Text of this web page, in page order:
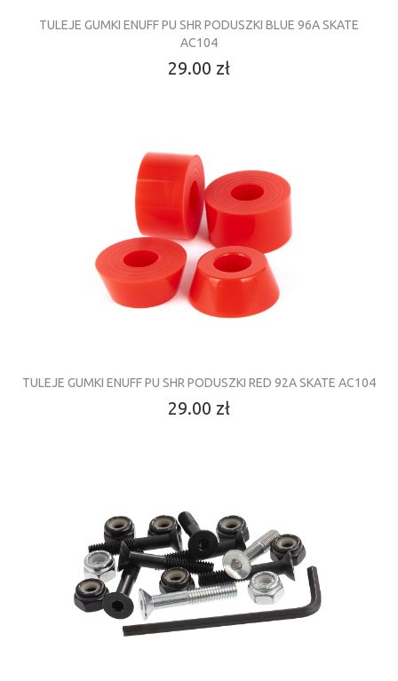
TULEJE GUMKI ENUFF PU SHR PODUSZKI BLUE 96A SKATE
AC104
29.00 zł
TULEJE GUMKI ENUFF PU SHR PODUSZKI RED 92A SKATE AC104
29.00 zł